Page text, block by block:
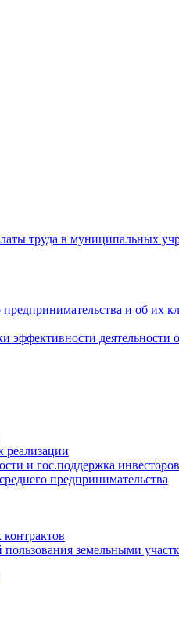
труда в муниципальных
и об их
эффективности деятельности
реализации
и гос.поддержка инвесторов
предпринимательства
земельными